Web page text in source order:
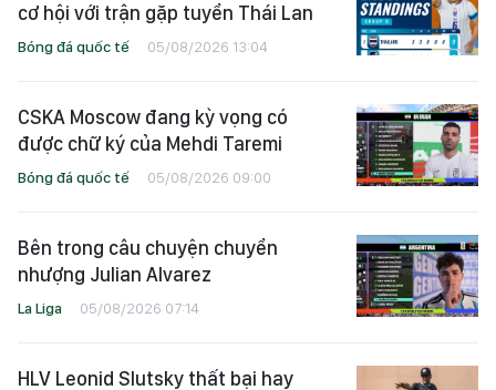
cơ hội với trận gặp tuyển Thái Lan
Bóng đá quốc tế 05/08/2026 13:04
CSKA Moscow đang kỳ vọng có
được chữ ký của Mehdi Taremi
Bóng đá quốc tế 05/08/2026 09:00
Bên trong câu chuyện chuyển
nhượng Julian Alvarez
La Liga 05/08/2026 07:14
HLV Leonid Slutsky thất bại hay